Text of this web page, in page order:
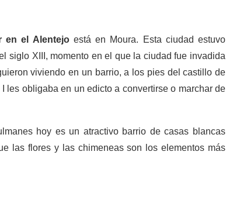
en el Alentejoestá en Moura. Esta ciudad estuvo
siglo XIII, momento en el que la ciudad fue invadida
viviendo en un barrio, a los pies del castillo de
les obligaba en un edicto a convertirse o marchar de
hoy es un atractivo barrio de casas blancas
las flores y las chimeneas son los elementos más